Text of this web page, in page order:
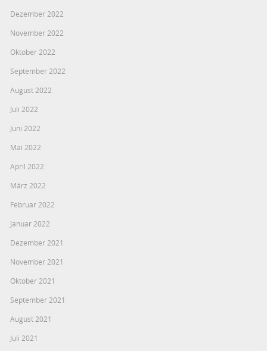
Dezember 2022
November 2022
Oktober 2022
September 2022
August 2022
Juli 2022
Juni 2022
Mai 2022
April 2022
März 2022
Februar 2022
Januar 2022
Dezember 2021
November 2021
Oktober 2021
September 2021
August 2021
Juli 2021